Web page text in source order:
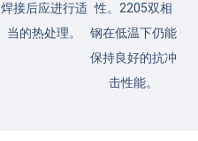
焊接后应进行适
当的热处理。
性。2205双相
钢在低温下仍能
保持良好的抗冲
击性能。